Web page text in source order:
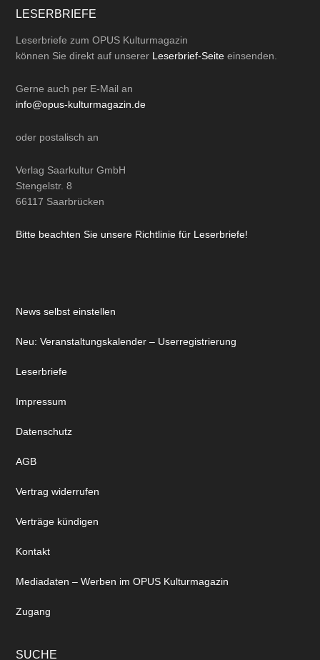
LESERBRIEFE
Leserbriefe zum OPUS Kulturmagazin
können Sie direkt auf unserer Leserbrief-Seite einsenden.
Gerne auch per E-Mail an
info@opus-kulturmagazin.de
oder postalisch an
Verlag Saarkultur GmbH
Stengelstr. 8
66117 Saarbrücken
Bitte beachten Sie unsere Richtlinie für Leserbriefe!
News selbst einstellen
Neu: Veranstaltungskalender – Userregistrierung
Leserbriefe
Impressum
Datenschutz
AGB
Vertrag widerrufen
Verträge kündigen
Kontakt
Mediadaten – Werben im OPUS Kulturmagazin
Zugang
SUCHE